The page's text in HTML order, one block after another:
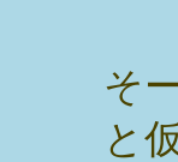
そ
と